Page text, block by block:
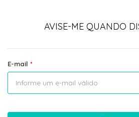
AVISE-ME QUANDO
E-mail